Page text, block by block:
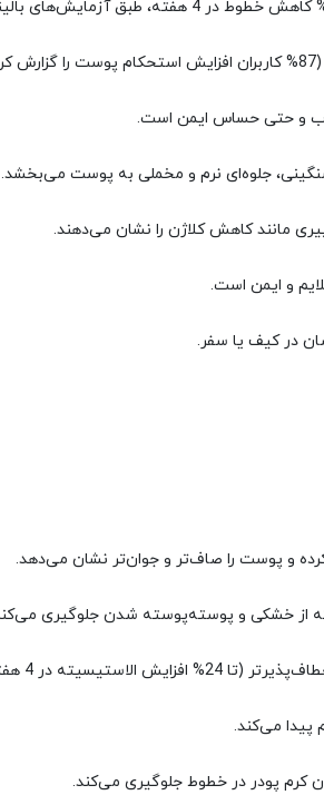
و حتی حساس ایمن است.
جلوه‌ای نرم و مخملی به پوست می‌بخشد.
و ایمن است.
در کیف یا سفر.
و پوست را صاف‌تر و جوان‌تر نشان می‌دهد.
در 4 هفته).
می‌کند.
کرم پودر در خطوط جلوگیری می‌کند.